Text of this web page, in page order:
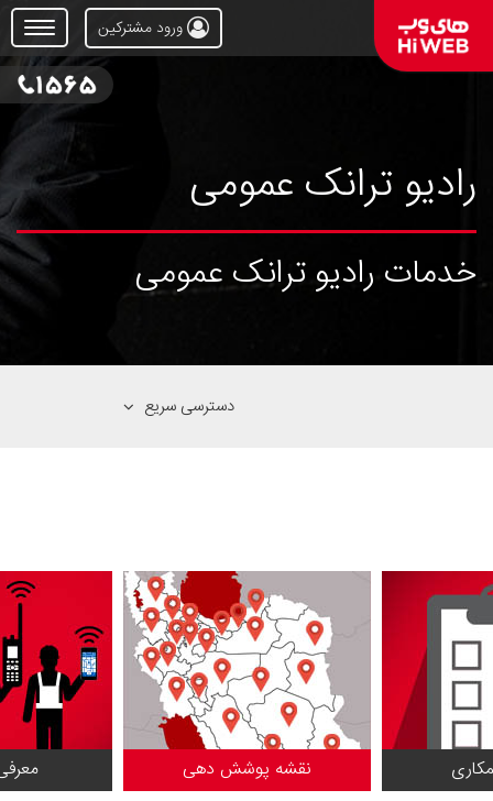
Open
Menu
ورود مشترکین
رادیو ترانک عمومی
خدمات رادیو ترانک عمومی
دسترسی سریع
نقشه پوشش دهی